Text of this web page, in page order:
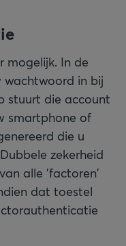
mogelijk. In de
in bij
stuurt die account
smartphone of
die u
zekerheid
alle 'factoren'
dat toestel